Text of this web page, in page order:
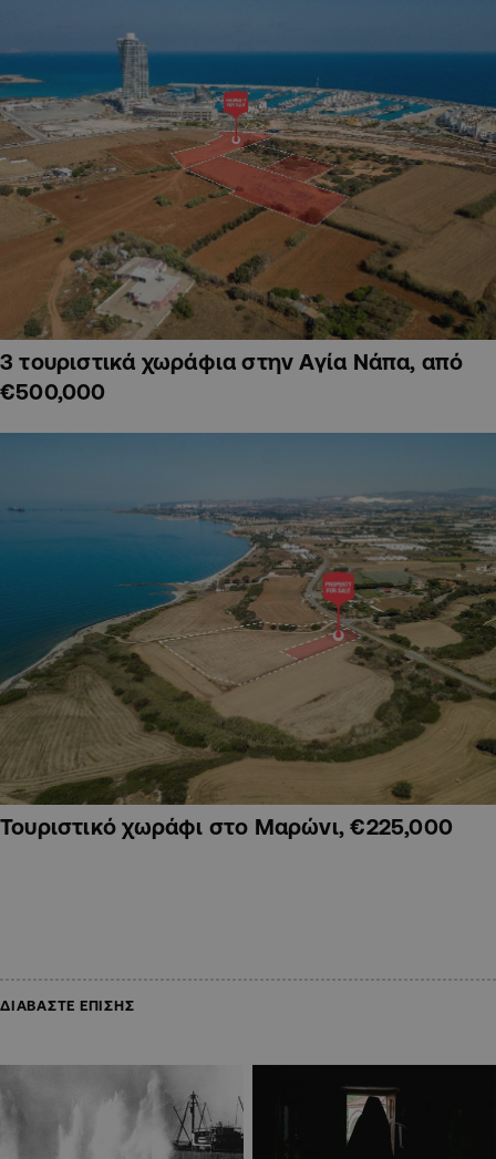
3 τουριστικά χωράφια στην Αγία Νάπα, από
€500,000
Τουριστικό χωράφι στο Μαρώνι, €225,000
ΔΙΑΒΑΣΤΕ ΕΠΙΣΗΣ